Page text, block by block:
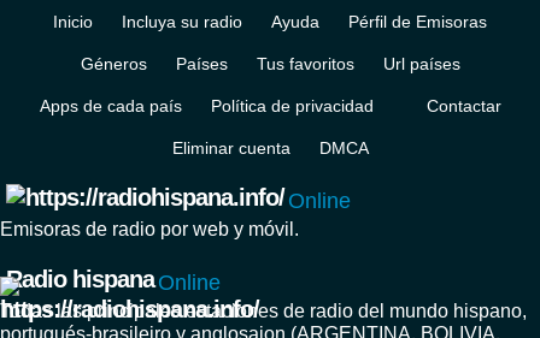
Inicio Incluya su radio Ayuda Pérfil de Emisoras
Géneros Países Tus favoritos Url países
Apps de cada país Política de privacidad Contactar
Eliminar cuenta DMCA
Online
Emisoras de radio por web y móvil.
Radio hispana Online
Todas las principales estaciones de radio del mundo hispano,
portugués-brasileiro y anglosajon (ARGENTINA, BOLIVIA,